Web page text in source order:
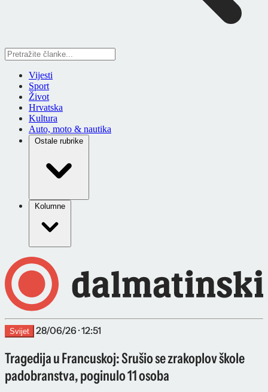
Vijesti
Sport
Život
Hrvatska
Kultura
Auto, moto & nautika
Ostale rubrike
Kolumne
Svijet 28/06/26 · 12:51
Tragedija u Francuskoj: Srušio se zrakoplov škole
padobranstva, poginulo 11 osoba